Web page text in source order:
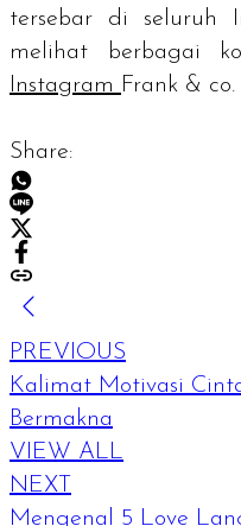
tersebar di seluruh
melihat berbagai
Instagram Frank & co.
Share:
PREVIOUS
Kalimat Motivasi
Bermakna
VIEW ALL
NEXT
Mengenal 5 Love